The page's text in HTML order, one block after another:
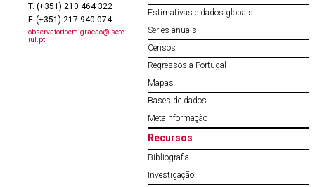
T. (+351) 210 464 322
F. (+351) 217 940 074
observatorioemigracao@iscte-
iul.pt
Estimativas e dados globais
Séries anuais
Censos
Regressos a Portugal
Mapas
Bases de dados
Metainformação
Recursos
Bibliografia
Investigação